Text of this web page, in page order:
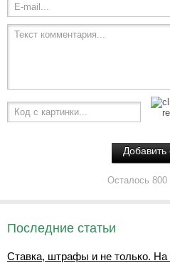
E-mail...
Текст комментария...
Код с картинки...
Осталось 800
Последние статьи
Ставка, штрафы и не только. На